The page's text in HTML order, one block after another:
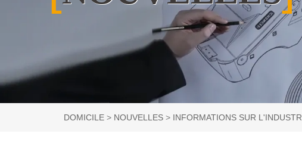
DOMICILE NOUVELLES INFORMATIONS SUR